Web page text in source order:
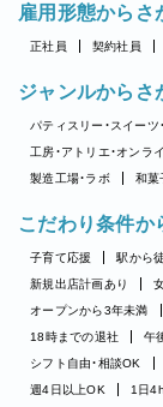
雇用形態からさ
正社員 契約社員
ジャンルからさ
パティスリー・スイーツ
工房・アトリエ・オンラ
製造工場・ラボ
和菓
こだわり条件か
子育て応援 駅から
新規出店計画あり
オープンから3年未満
18時までの退社
午
シフト自由・相談OK
週4日以上OK
1日